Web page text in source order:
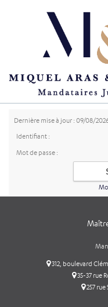
Dernière mise à jour : 09/08/
Identifiant :
Mot de passe :
312, boulevard
35-37 rue
257 rue